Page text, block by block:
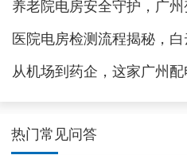
热门常见问答
靠谱白云箱式配电房维护